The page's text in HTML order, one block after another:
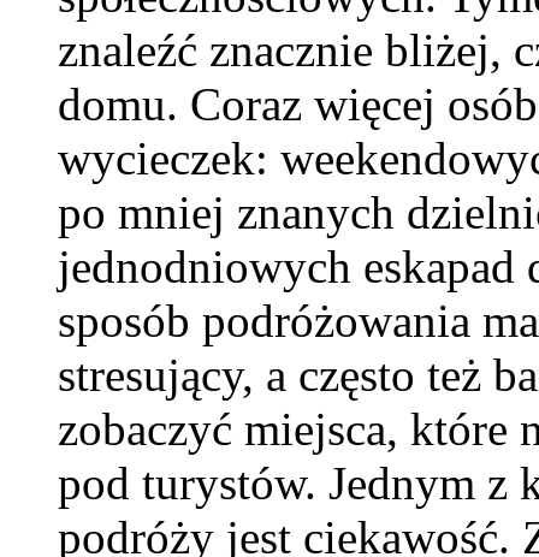
znaleźć znacznie bliżej,
domu. Coraz więcej
wycieczek:
po mniej znanych
jednodniowych eskapad
sposób podróżowania
stresujący, a często też
zobaczyć miejsca, które
pod turystów. Jednym z
podróży jest ciekawość.